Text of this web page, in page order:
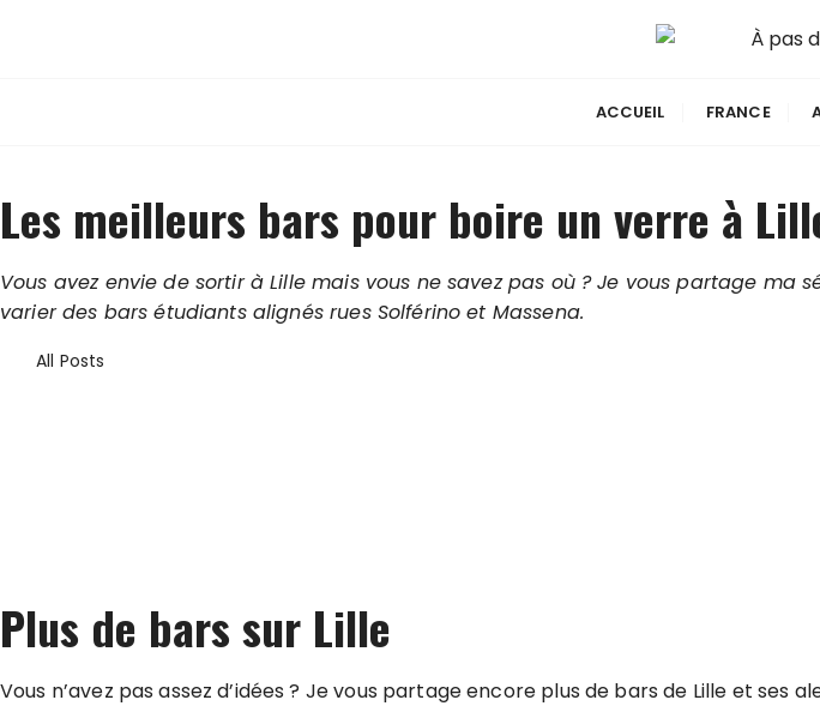
t
e
ACCUEIL FRANCE
Les meilleurs bars pour boire un verre à
Vous avez envie de sortir à Lille mais vous ne savez pas où ? Je vous partage
varier des bars étudiants alignés rues Solférino et Massena.
All Posts
Plus de bars sur Lille
Vous n’avez pas assez d’idées ? Je vous partage encore plus de bars de Lille et ses